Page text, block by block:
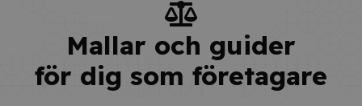
Mallar och guider
för dig som företagare